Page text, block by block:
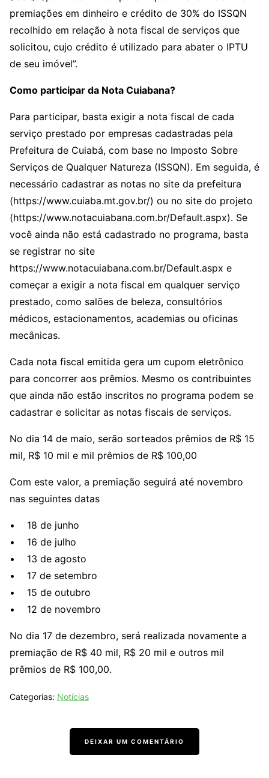
premiações em dinheiro e crédito de 30% do ISSQN
recolhido em relação à nota fiscal de serviços que
solicitou, cujo crédito é utilizado para abater o IPTU
de seu imóvel”.
Como participar da Nota Cuiabana?
Para participar, basta exigir a nota fiscal de cada
serviço prestado por empresas cadastradas pela
Prefeitura de Cuiabá, com base no Imposto Sobre
Serviços de Qualquer Natureza (ISSQN). Em seguida, é
necessário cadastrar as notas no site da prefeitura
(https://www.cuiaba.mt.gov.br/) ou no site do projeto
(https://www.notacuiabana.com.br/Default.aspx). Se
você ainda não está cadastrado no programa, basta
se registrar no site
https://www.notacuiabana.com.br/Default.aspx e
começar a exigir a nota fiscal em qualquer serviço
prestado, como salões de beleza, consultórios
médicos, estacionamentos, academias ou oficinas
mecânicas.
Cada nota fiscal emitida gera um cupom eletrônico
para concorrer aos prêmios. Mesmo os contribuintes
que ainda não estão inscritos no programa podem se
cadastrar e solicitar as notas fiscais de serviços.
No dia 14 de maio, serão sorteados prêmios de R$ 15
mil, R$ 10 mil e mil prêmios de R$ 100,00
Com este valor, a premiação seguirá até novembro
nas seguintes datas
• 18 de junho
• 16 de julho
• 13 de agosto
• 17 de setembro
• 15 de outubro
• 12 de novembro
No dia 17 de dezembro, será realizada novamente a
premiação de R$ 40 mil, R$ 20 mil e outros mil
prêmios de R$ 100,00.
Categorias: Notícias
DEIXAR UM COMENTÁRIO